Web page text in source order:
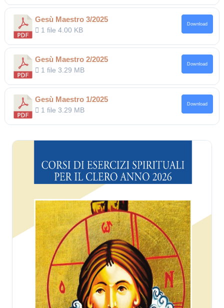
Gesù Maestro 3/2025
1 file4.00 KB
Download
Gesù Maestro 2/2025
1 file3.29 MB
Download
Gesù Maestro 1/2025
1 file3.29 MB
Download